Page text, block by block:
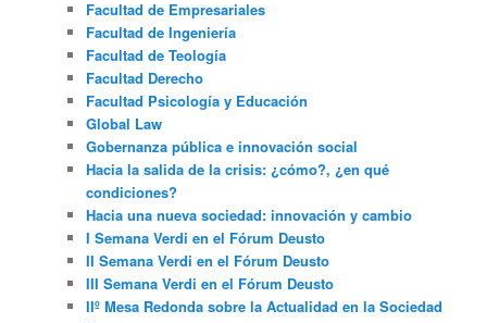
Facultad de Empresariales
Facultad de Ingeniería
Facultad de Teología
Facultad Derecho
Facultad Psicología y Educación
Global Law
Gobernanza pública e innovación social
Hacia la salida de la crisis: ¿cómo?, ¿en qué
condiciones?
Hacia una nueva sociedad: innovación y cambio
I Semana Verdi en el Fórum Deusto
II Semana Verdi en el Fórum Deusto
III Semana Verdi en el Fórum Deusto
IIº Mesa Redonda sobre la Actualidad en la Sociedad